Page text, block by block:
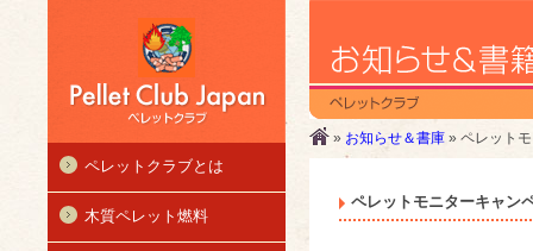
» お知らせ＆書庫 » ペレット
ペレットモニターキャン
ペレットクラブとは
木質ペレット燃料